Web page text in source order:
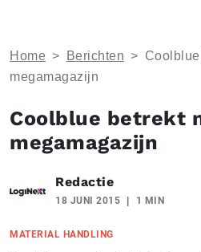
Home > Berichten >
megamagazijn
Coolblue betrekt
megamagazijn
Redactie
18 JUNI 2015 1 MIN
MATERIAL HANDLING